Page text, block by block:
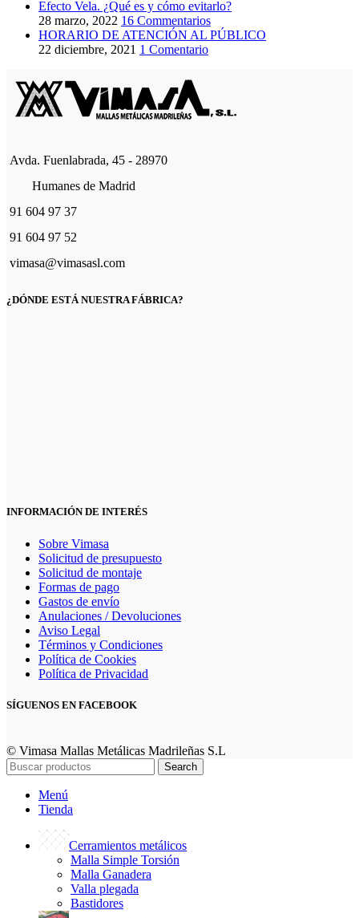
Efecto Vela. ¿Qué es y cómo evitarlo?
28 marzo, 2022 16 Commentarios
HORARIO DE ATENCIÓN AL PÚBLICO
22 diciembre, 2021 1 Comentario
Avda. Fuenlabrada, 45 - 28970
Humanes de Madrid
91 604 97 37
91 604 97 52
vimasa@vimasasl.com
¿DÓNDE ESTÁ NUESTRA FÁBRICA?
INFORMACIÓN DE INTERÉS
Sobre Vimasa
Solicitud de presupuesto
Solicitud de montaje
Formas de pago
Gastos de envío
Anulaciones / Devoluciones
Aviso Legal
Términos y Condiciones
Política de Cookies
Política de Privacidad
SÍGUENOS EN FACEBOOK
© Vimasa Mallas Metálicas Madrileñas S.L
Search
Menú
Tienda
Cerramientos metálicos
Malla Simple Torsión
Malla Ganadera
Valla plegada
Bastidores